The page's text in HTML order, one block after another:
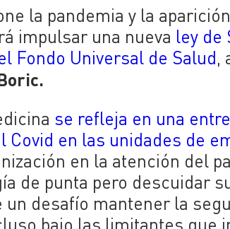
la pandemia y la
impulsar una nueva ley de
Fondo Universal de Salud,
se refleja en una
Covid en las unidades de
en la atención del
de punta pero descuidar
un desafío mantener la
bajo las limitantes que